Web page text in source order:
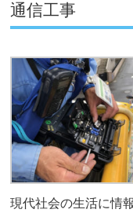
通信工事
現代社会の生活に情